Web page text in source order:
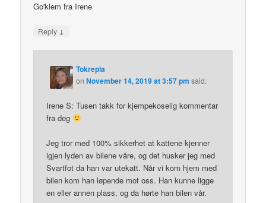
Go'klem fra Irene
Reply ↓
Tokrepia
onNovember 14, 2019 at 3:57 pm said:
Irene S: Tusen takk for kjempekoselig kommentar
fra deg
Jeg tror med 100% sikkerhet at kattene kjenner
igjen lyden av bilene våre, og det husker jeg med
Svartfot da han var utekatt. Når vi kom hjem med
bilen kom han løpende mot oss. Han kunne ligge
en eller annen plass, og da hørte han bilen vår.